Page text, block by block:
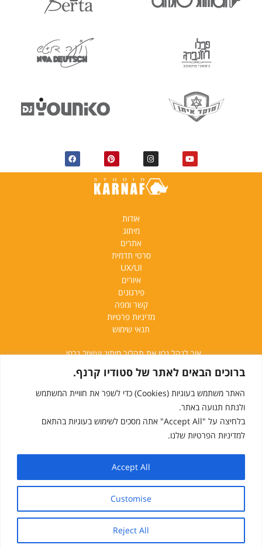
ברוכים הבאים לאתר של סטודיו קרנף.
האתר משתמש בעוגיות (Cookies) כדי לשפר את חוויית המשתמש
ולנתח תנועה באתר.
בלחיצה על "Accept All" אתה מסכים לשימוש בעוגיות בהתאם
למדיניות הפרטיות שלנו.
Customise
Reject All
Accept All
אודות
מיתוג
אתרים
סרטי תדמית
UX/UI
איורים
פירגונים
קשר ומפה
מדיניות פרטיות
תנאי שימוש
איך לנהל נכון את תהליך מיתוג ועיצוב גרפי
המעצב כמתקשר – בניית אסטרטגיית מיתוג
מהו מיתוג? "שפה גרפית" – מושגים מעולם העיצוב
מעצבי גרפיקה? טיפים לתהליך יצירתי נכון
על השילוב הנכון בין עיצוב גרפי ועיצוב פנים | מתוך כתבה ב- MAKO
קרנף מוסיקלי | מתוך כתבה במגזין העיצוב DESIGN FOR DESIGNERS
+97239509959
+972547955944
contact us:
karnafstudio@gmail.com